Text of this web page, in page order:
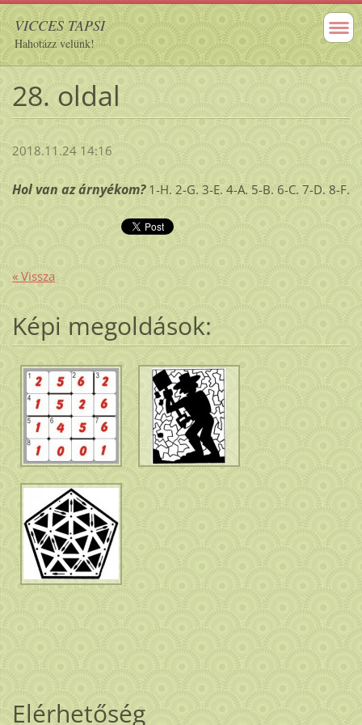
VICCES TAPSI
Hahotázz velünk!
28. oldal
2018.11.24 14:16
Hol van az árnyékom? 1-H. 2-G. 3-E. 4-A. 5-B. 6-C. 7-D. 8-F.
« Vissza
Képi megoldások:
Elérhetőség